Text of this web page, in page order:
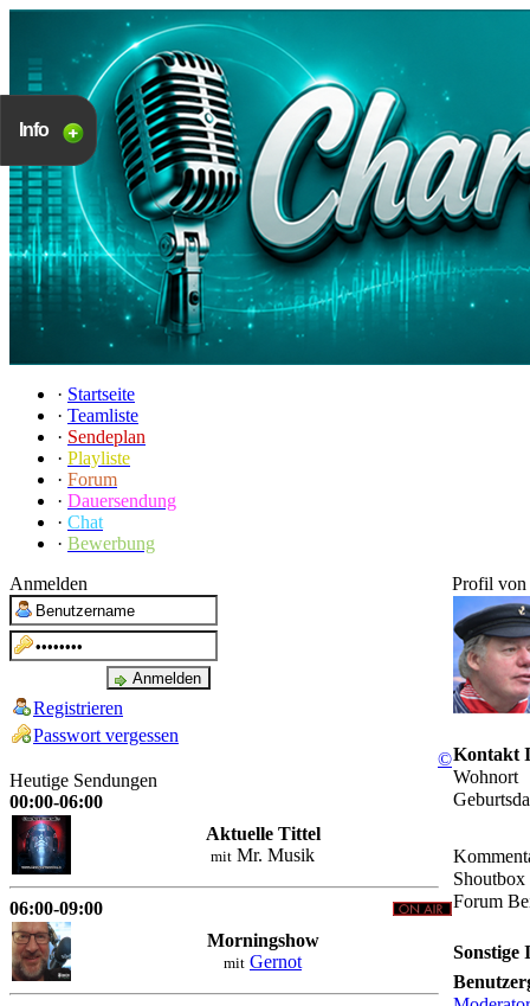
· Startseite
· Teamliste
· Sendeplan
· Playliste
· Forum
· Dauersendung
· Chat
· Bewerbung
Anmelden
Registrieren
Passwort vergessen
©
Heutige Sendungen
00:00-06:00
Aktuelle Tittel
mit Mr. Musik
06:00-09:00
Morningshow
mit Gernot
Info
Profil von
Kontakt
Wohnort
Shoutbox
Forum
Sonstige